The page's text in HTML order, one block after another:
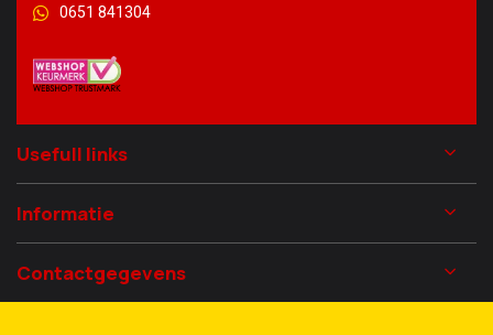
0651 841304
Usefull links
Informatie
Contactgegevens